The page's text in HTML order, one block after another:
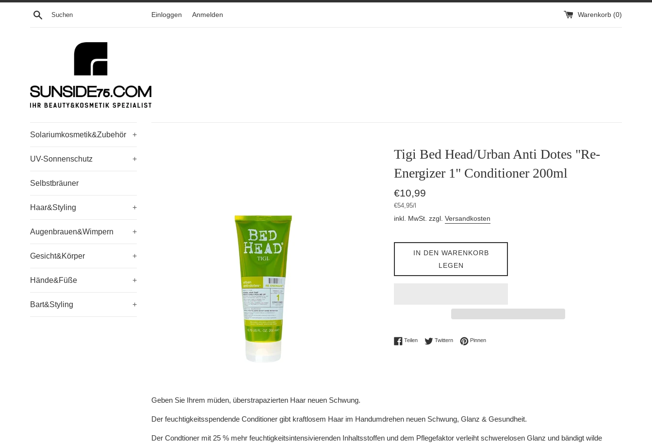
Direkt
Suchen Einloggen Anmelden Warenkorb (0)
Solariumkosmetik&Zubehör +
UV-Sonnenschutz +
Selbstbräuner
Haar&Styling +
Augenbrauen&Wimpern +
Gesicht&Körper +
Hände&Füße +
Bart&Styling +
Tigi Bed Head/Urban Anti Dotes "Re-
Energizer 1" Conditioner 200ml
Normaler
Preis
€10,99
Stückpreis
€54,95/pro
inkl. MwSt. zzgl. Versandkosten
IN DEN WARENKORB
LEGEN
TeilenAuf Facebook teilen
TwitternAuf Twitter twittern
PinnenAuf Pinterest pinnen
Geben Sie Ihrem müden, überstrapazierten Haar neuen Schwung.
Der feuchtigkeitsspendende Conditioner gibt kraftlosem Haar im Handumdrehen neuen Schwung, Glanz & Gesundheit.
Der Condtioner mit 25 % mehr feuchtigkeitsintensivierenden Inhaltsstoffen und dem Pflegefaktor verleiht schwerelosen Glanz und bändigt wilde